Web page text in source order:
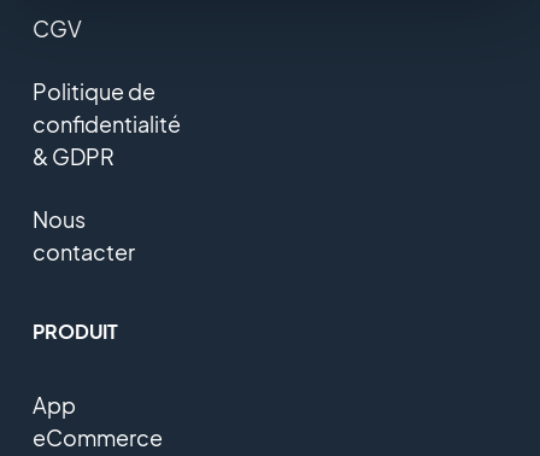
CGV
Politique de
confidentialité
& GDPR
Nous
contacter
PRODUIT
App
eCommerce